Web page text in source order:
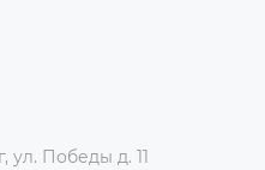
ул. Победы д. 11